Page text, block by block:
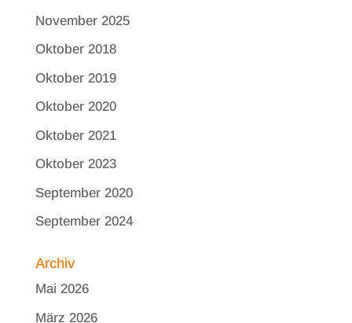
November 2025
Oktober 2018
Oktober 2019
Oktober 2020
Oktober 2021
Oktober 2023
September 2020
September 2024
Archiv
Mai 2026
März 2026